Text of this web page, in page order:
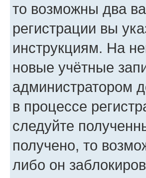
то возможны два
регистрации вы
инструкциям. На
новые учётные
администратором
в процессе
следуйте
получено, то
либо он